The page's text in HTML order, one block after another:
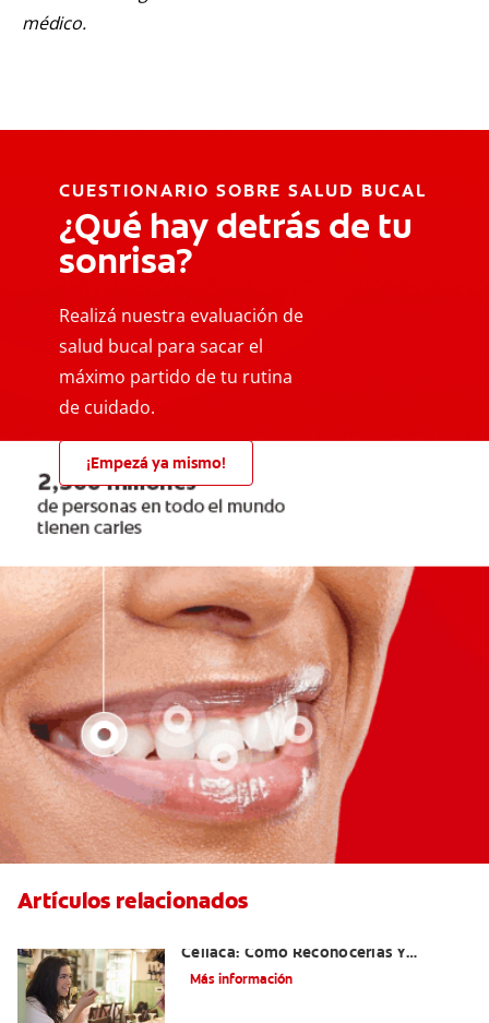
médico.
CUESTIONARIO SOBRE SALUD BUCAL
¿Qué hay detrás de tu
sonrisa?
Realizá nuestra evaluación de
salud bucal para sacar el
máximo partido de tu rutina
de cuidado.
¡Empezá ya mismo!
Artículos relacionados
Celíaca: Cómo Reconocerlas Y
Tratarlas
Más información